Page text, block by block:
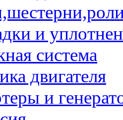
и
система
двигателя
и